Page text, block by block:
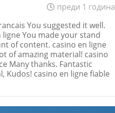
преди 1 година
You suggested it well.
You made your stand
of content. casino en ligne
of amazing material! casino
Many thanks. Fantastic
Kudos! casino en ligne fiable